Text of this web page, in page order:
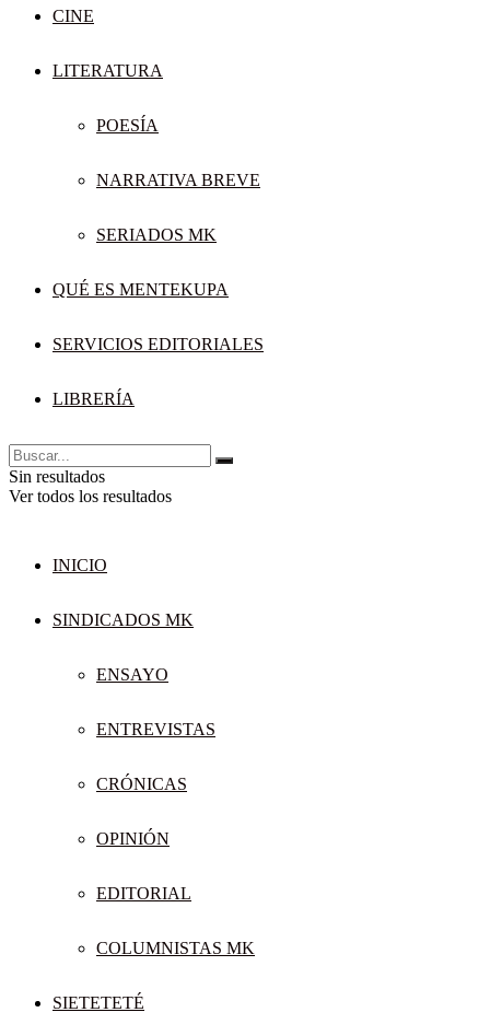
CINE
LITERATURA
POESÍA
NARRATIVA BREVE
SERIADOS MK
QUÉ ES MENTEKUPA
SERVICIOS EDITORIALES
LIBRERÍA
Sin resultados
Ver todos los resultados
INICIO
SINDICADOS MK
ENSAYO
ENTREVISTAS
CRÓNICAS
OPINIÓN
EDITORIAL
COLUMNISTAS MK
SIETETETÉ